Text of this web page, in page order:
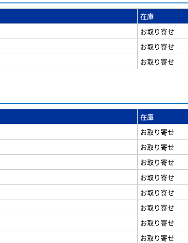
在庫
お取り寄せ
お取り寄せ
お取り寄せ
在庫
お取り寄せ
お取り寄せ
お取り寄せ
お取り寄せ
お取り寄せ
お取り寄せ
お取り寄せ
お取り寄せ